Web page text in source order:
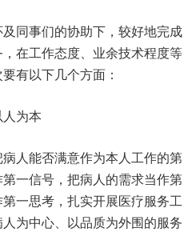
同事们的协助下，较好地完成
在工作态度、业余技术程度等
有以下几个方面：
为本
人能否满意作为本人工作的第
一信号，把病人的需求当作第
一思考，扎实开展医疗服务工
为中心、以品质为外围的服务